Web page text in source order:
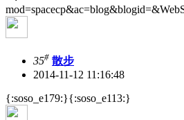
35# 散步
2014-11-12 11:16:48
{:soso_e179:}{:soso_e113:}